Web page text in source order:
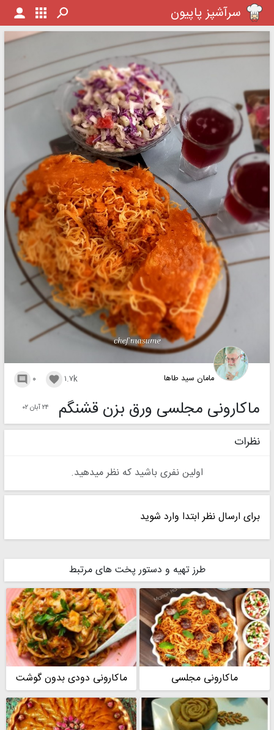
سرآشپز پاپیون
مامان سید طاها ۰  ۱.۷k 
ماکارونی مجلسی ورق بزن قشنگم ۲۴ آبان ۰۲
نظرات
اولین نفری باشید که نظر میدهید.
برای ارسال نظر ابتدا وارد شوید
طرز تهیه و دستور پخت های مرتبط
ماکارونی مجلسی ماکارونی دودی بدون گوشت